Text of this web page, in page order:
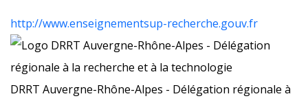
http://www.enseignementsup-recherche.gouv.fr
DRRT Auvergne-Rhône-Alpes - Délégation régionale à